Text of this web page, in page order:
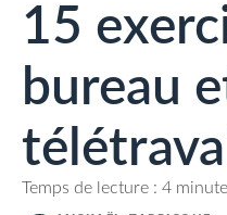
15
bureau
Temps de lecture : 4